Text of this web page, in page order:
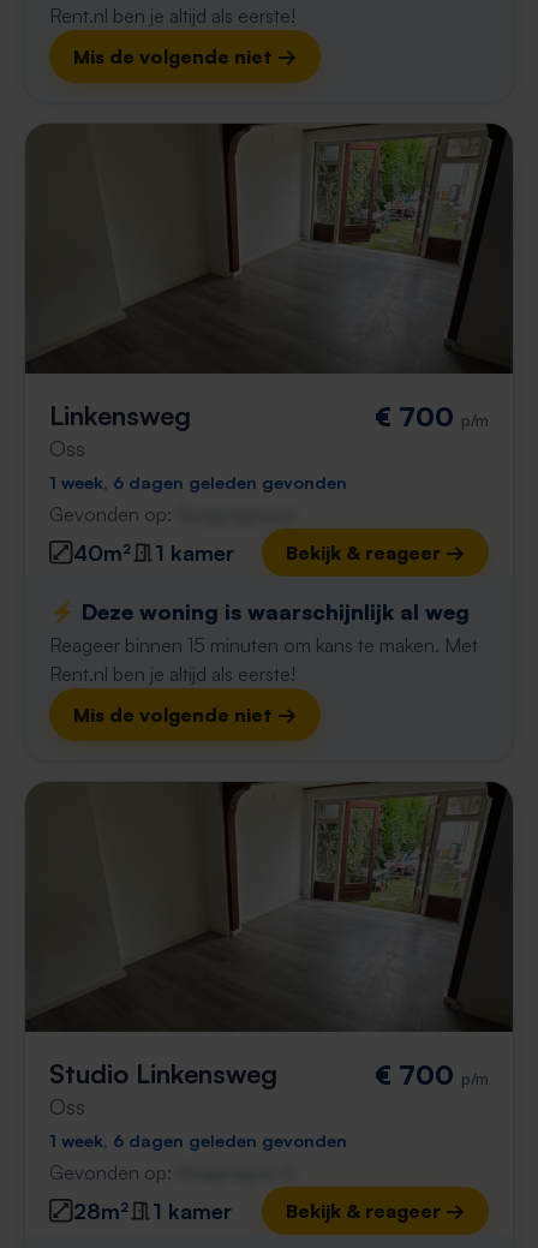
Rent.nl ben je altijd als eerste!
Mis de volgende niet →
Linkensweg
Oss
€ 700 p/m
1 week, 6 dagen geleden gevonden
Gevonden op:
40m² 1 kamer Bekijk & reageer →
⚡️ Deze woning is waarschijnlijk al weg
Reageer binnen 15 minuten om kans te maken. Met
Rent.nl ben je altijd als eerste!
Mis de volgende niet →
Studio Linkensweg
Oss
€ 700 p/m
1 week, 6 dagen geleden gevonden
Gevonden op:
28m² 1 kamer Bekijk & reageer →